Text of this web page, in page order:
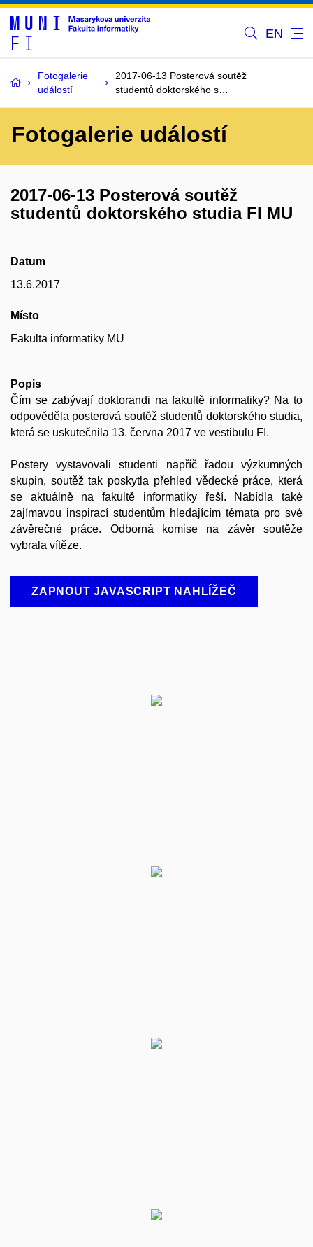
EN
Fotogalerie
událostí
2017-06-13 Posterová soutěž
studentů doktorského s…
Fotogalerie událostí
2017-06-13 Posterová soutěž
studentů doktorského studia FI MU
Datum
13.6.2017
Místo
Fakulta informatiky MU
Popis
Čím se zabývají doktorandi na fakultě informatiky? Na to
odpověděla posterová soutěž studentů doktorského studia,
která se uskutečnila 13. června 2017 ve vestibulu FI.
Postery vystavovali studenti napříč řadou výzkumných
skupin, soutěž tak poskytla přehled vědecké práce, která
se aktuálně na fakultě informatiky řeší. Nabídla také
zajímavou inspirací studentům hledajícím témata pro své
závěrečné práce. Odborná komise na závěr soutěže
vybrala vítěze.
ZAPNOUT JAVASCRIPT NAHLÍŽEČ